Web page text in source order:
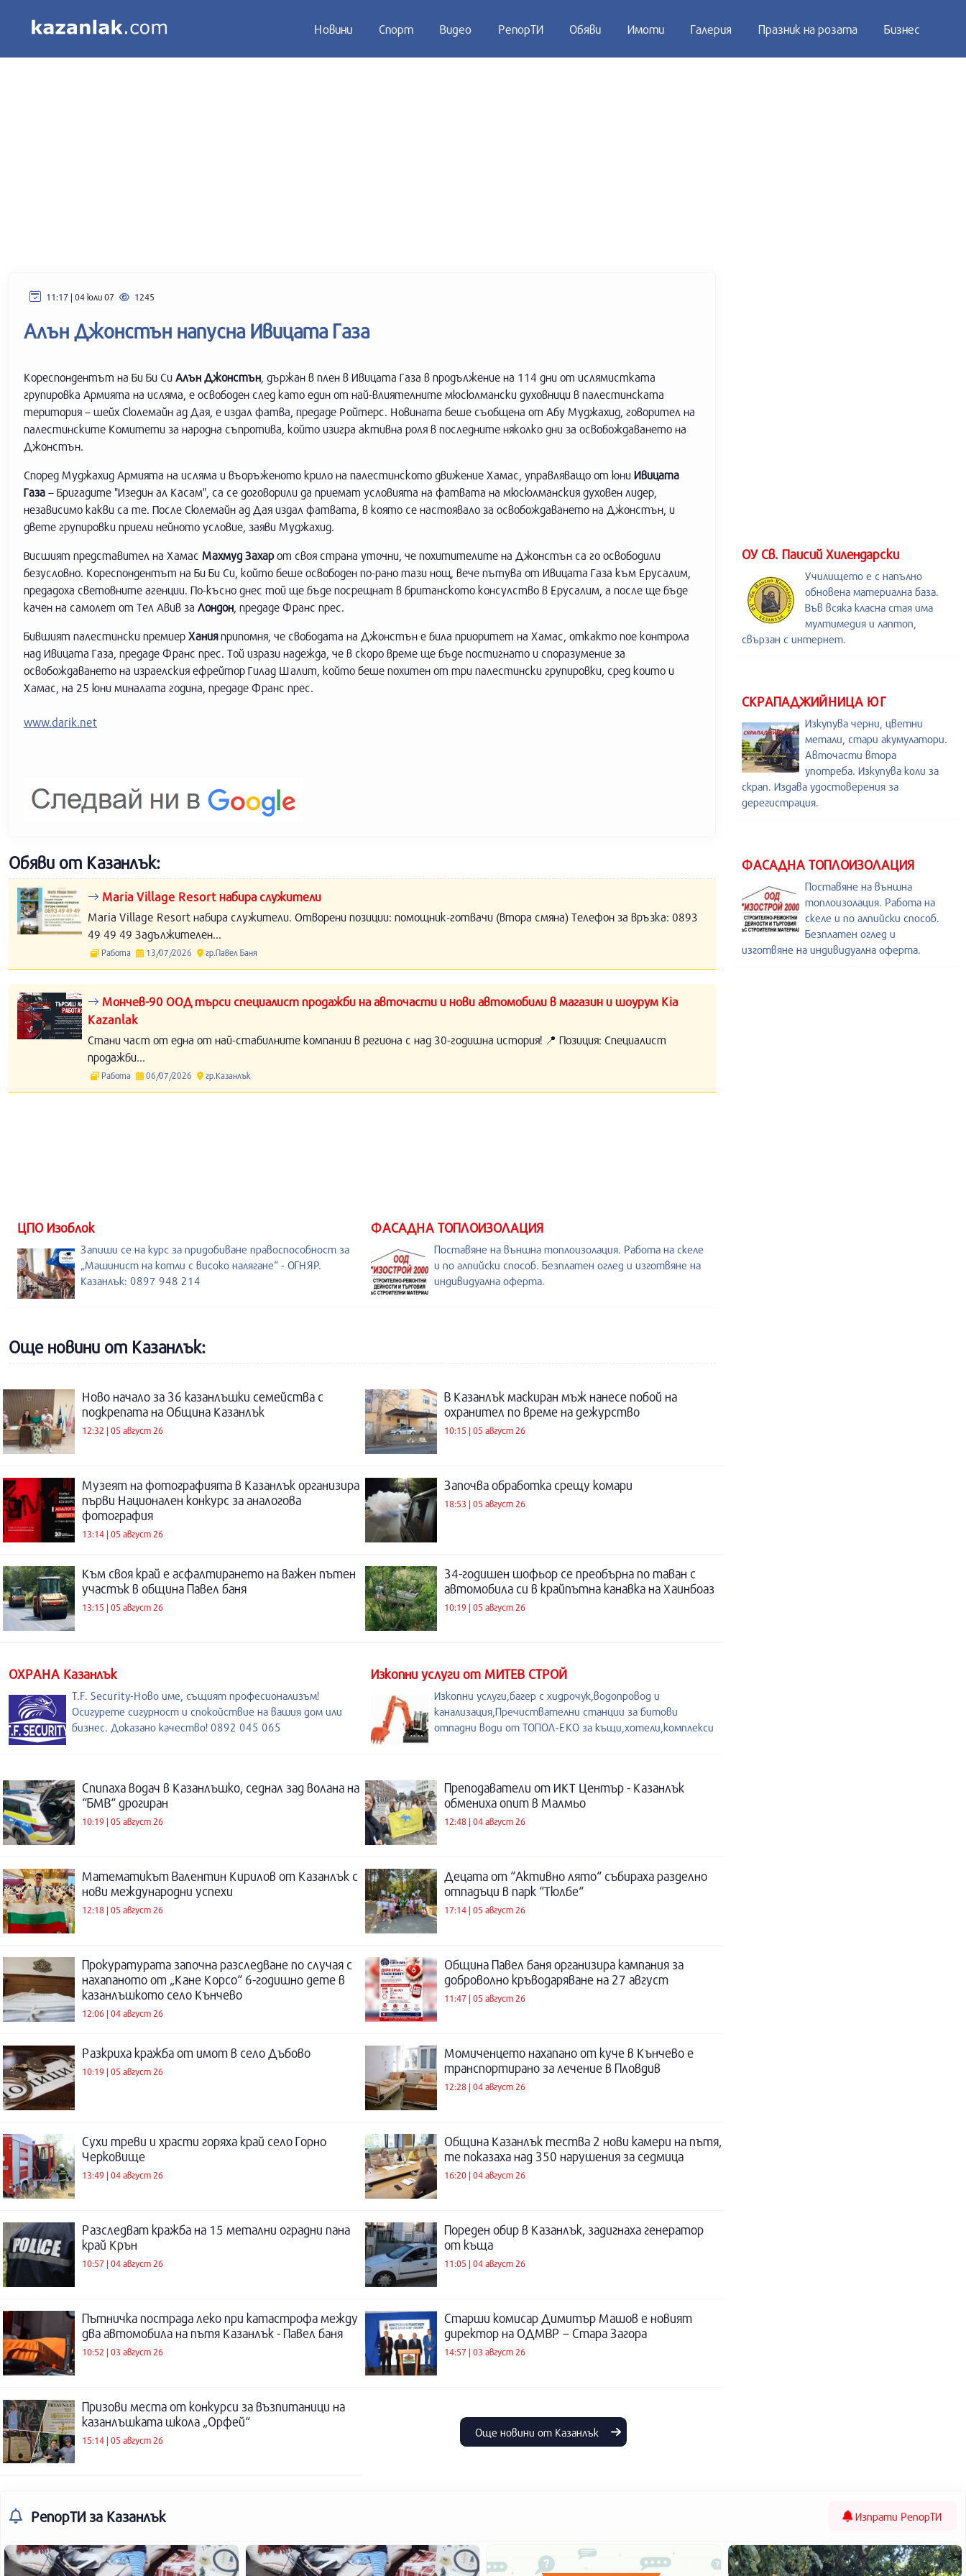
Новини Спорт Видео РепорТИ Обяви Имоти Галерия Празник на розата Бизнес
11:17 | 04 юли 07 1245
Алън Джонстън напусна Ивицата Газа
Кореспондентът на Би Би Си Алън Джонстън, държан в плен в Ивицата Газа в продължение на 114 дни от ислямистката
групировка Армията на исляма, е освободен след като един от най-влиятелните мюсюлмански духовници в палестинската
територия – шейх Сюлемайн ад Дая, е издал фатва, предаде Ройтерс. Новината беше съобщена от Абу Муджахид, говорител на
палестинските Комитети за народна съпротива, който изигра активна роля в последните няколко дни за освобождаването на
Джонстън.
Според Муджахид Армията на исляма и въоръженото крило на палестинското движение Хамас, управляващо от юни Ивицата
Газа – Бригадите "Изедин ал Касам", са се договорили да приемат условията на фатвата на мюсюлманския духовен лидер,
независимо какви са те. После Сюлемайн ад Дая издал фатвата, в която се настоявало за освобождаването на Джонстън, и
двете групировки приели нейното условие, заяви Муджахид.
Висшият представител на Хамас Махмуд Захарот своя страна уточни, че похитителите на Джонстън са го освободили
безусловно. Кореспондентът на Би Би Си, който беше освободен по-рано тази нощ, вече пътува от Ивицата Газа към Ерусалим,
предадоха световните агенции. По-късно днес той ще бъде посрещнат в британското консулство в Ерусалим, а после ще бъде
качен на самолет от Тел Авив за Лондон, предаде Франс прес.
Бившият палестински премиер Ханияприпомня, че свободата на Джонстън е била приоритет на Хамас, откакто пое контрола
над Ивицата Газа, предаде Франс прес. Той изрази надежда, че в скоро време ще бъде постигнато и споразумение за
освобождаването на израелския ефрейтор Гилад Шалит, който беше похитен от три палестински групировки, сред които и
Хамас, на 25 юни миналата година, предаде Франс прес.
www.darik.net
Обяви от Казанлък:
Maria Village Resort набира служители
Maria Village Resort набира служители. Отворени позиции: помощник-готвачи (втора смяна) Телефон за връзка: 0893
49 49 49 Задължителен...
Работа 13/07/2026 гр.Павел Баня
Мончев-90 ООД търси специалист продажби на авточасти и нови автомобили в магазин и шоурум Kia
Kazanlak
Стани част от една от най-стабилните компании в региона с над 30-годишна история! 📍 Позиция: Специалист
продажби...
Работа 06/07/2026 гр.Казанлък
ОУ Св. Паисий Хилендарски
Училището е с напълно
обновена материална база.
Във всяка класна стая има
мултимедия и лаптоп,
свързан с интернет.
СКРАПАДЖИЙНИЦА ЮГ
Изкупува черни, цветни
метали, стари акумулатори.
Авточасти втора
употреба. Изкупува коли за
скрап. Издава удостоверения за
дерегистрация.
ФАСАДНА ТОПЛОИЗОЛАЦИЯ
Поставяне на външна
топлоизолация. Работа на
скеле и по алпийски способ.
Безплатен оглед и
изготвяне на индивидуална оферта.
ЦПО Изоблок
Запиши се на курс за придобиване правоспособност за
„Машинист на котли с високо налягане“ - ОГНЯР.
Казанлък: 0897 948 214
ФАСАДНА ТОПЛОИЗОЛАЦИЯ
Поставяне на външна топлоизолация. Работа на скеле
и по алпийски способ. Безплатен оглед и изготвяне на
индивидуална оферта.
Още новини от Казанлък:
Ново начало за 36 казанлъшки семейства с
подкрепата на Община Казанлък
12:32 | 05 август 26
В Казанлък маскиран мъж нанесе побой на
охранител по време на дежурство
10:15 | 05 август 26
Музеят на фотографията в Казанлък организира
първи Национален конкурс за аналогова
фотография
13:14 | 05 август 26
Започва обработка срещу комари
18:53 | 05 август 26
Към своя край е асфалтирането на важен пътен
участък в община Павел баня
13:15 | 05 август 26
34-годишен шофьор се преобърна по таван с
автомобила си в крайпътна канавка на Хаинбоаз
10:19 | 05 август 26
ОХРАНА Казанлък
T.F. Security-Ново име, същият професионализъм!
Осигурете сигурност и спокойствие на вашия дом или
бизнес. Доказано качество! 0892 045 065
Изкопни услуги от МИТЕВ СТРОЙ
Изкопни услуги,багер с хидрочук,водопровод и
канализация,Пречиствателни станции за битови
отпадни води от ТОПОЛ-ЕКО за къщи,хотели,комплекси
Спипаха водач в Казанлъшко, седнал зад волана на
“БМВ“ дрогиран
10:19 | 05 август 26
Преподаватели от ИКТ Център - Казанлък
обмениха опит в Малмьо
12:48 | 04 август 26
Математикът Валентин Кирилов от Казанлък с
нови международни успехи
12:18 | 05 август 26
Децата от “Активно лято“ събираха разделно
отпадъци в парк “Тюлбе“
17:14 | 05 август 26
Прокуратурата започна разследване по случая с
нахапаното от „Кане Корсо“ 6-годишно дете в
казанлъшкото село Кънчево
12:06 | 04 август 26
Община Павел баня организира кампания за
доброволно кръводаряване на 27 август
11:47 | 05 август 26
Разкриха кражба от имот в село Дъбово
10:19 | 05 август 26
Момиченцето нахапано от куче в Кънчево е
транспортирано за лечение в Пловдив
12:28 | 04 август 26
Сухи треви и храсти горяха край село Горно
Черковище
13:49 | 04 август 26
Община Казанлък тества 2 нови камери на пътя,
те показаха над 350 нарушения за седмица
16:20 | 04 август 26
Разследват кражба на 15 метални оградни пана
край Крън
10:57 | 04 август 26
Пореден обир в Казанлък, задигнаха генератор
от къща
11:05 | 04 август 26
Пътничка пострада леко при катастрофа между
два автомобила на пътя Казанлък - Павел баня
10:52 | 03 август 26
Старши комисар Димитър Машов е новият
директор на ОДМВР – Стара Загора
14:57 | 03 август 26
Призови места от конкурси за възпитаници на
казанлъшката школа „Орфей“
15:14 | 05 август 26
Още новини от Казанлък
РепорТИ за Казанлък Изпрати РепорТИ